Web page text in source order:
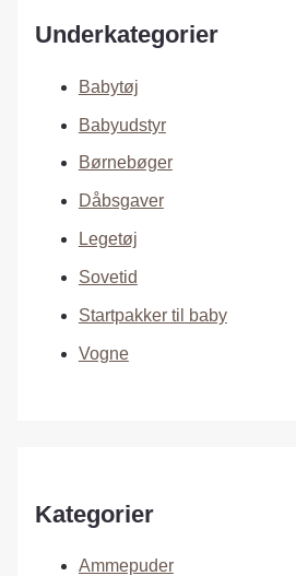
Underkategorier
Babytøj
Babyudstyr
Børnebøger
Dåbsgaver
Legetøj
Sovetid
Startpakker til baby
Vogne
Kategorier
Ammepuder